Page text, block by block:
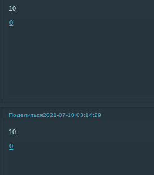
10
0
Поделиться2021-07-10 03:14:29
10
0